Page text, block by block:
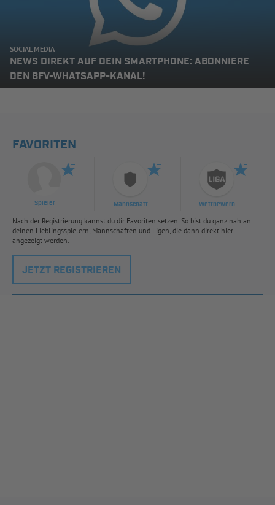
SOCIAL MEDIA
NEWS DIREKT AUF DEIN SMARTPHONE: ABONNIERE
DEN BFV-WHATSAPP-KANAL!
FAVORITEN
Spieler Mannschaft Wettbewerb
Nach der Registrierung kannst du dir Favoriten setzen. So bist du ganz nah an
deinen Lieblingsspielern, Mannschaften und Ligen, die dann direkt hier
angezeigt werden.
JETZT REGISTRIEREN